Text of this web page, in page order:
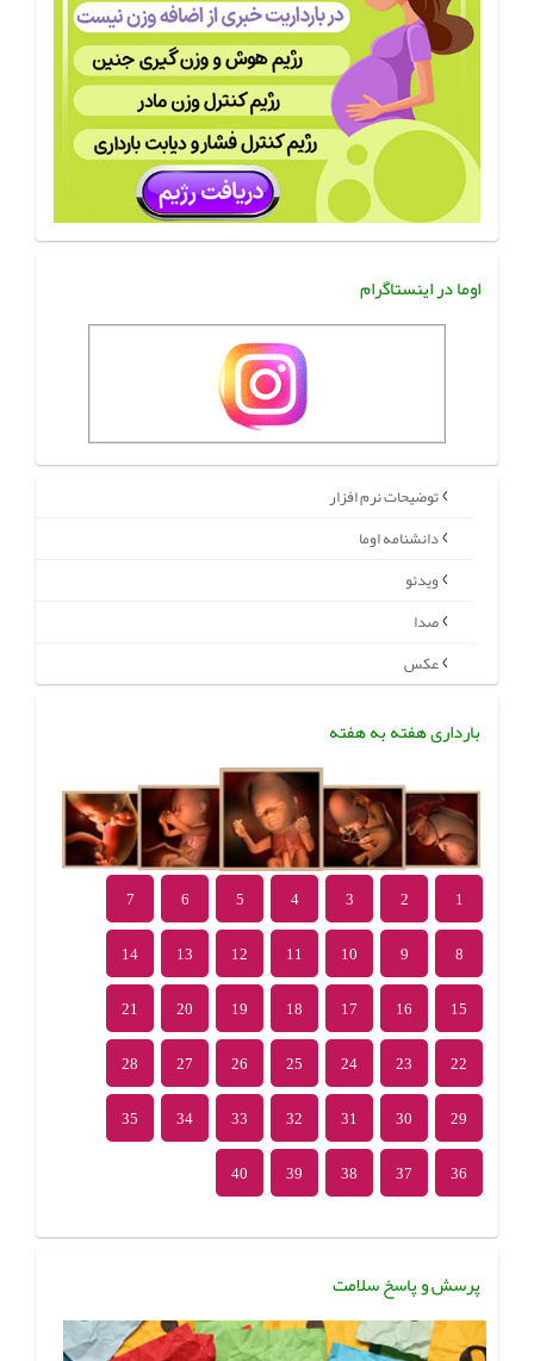
اوما در اینستاگرام
توضیحات نرم افزار
دانشنامه اوما
ویدئو
صدا
عکس
بارداری هفته به هفته
1
2
3
4
5
6
7
8
9
10
11
12
13
14
15
16
17
18
19
20
21
22
23
24
25
26
27
28
29
30
31
32
33
34
35
36
37
38
39
40
پرسش و پاسخ سلامت